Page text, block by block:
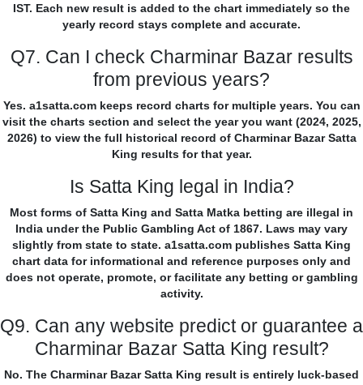
IST. Each new result is added to the chart immediately so the
yearly record stays complete and accurate.
Q7. Can I check Charminar Bazar results
from previous years?
Yes. a1satta.com keeps record charts for multiple years. You can
visit the charts section and select the year you want (2024, 2025,
2026) to view the full historical record of Charminar Bazar Satta
King results for that year.
Is Satta King legal in India?
Most forms of Satta King and Satta Matka betting are illegal in
India under the Public Gambling Act of 1867. Laws may vary
slightly from state to state. a1satta.com publishes Satta King
chart data for informational and reference purposes only and
does not operate, promote, or facilitate any betting or gambling
activity.
Q9. Can any website predict or guarantee a
Charminar Bazar Satta King result?
No. The Charminar Bazar Satta King result is entirely luck-based